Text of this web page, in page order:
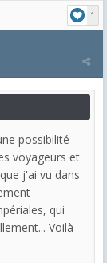
1
possibilité
voyageurs et
j'ai vu dans
qui
Voilà